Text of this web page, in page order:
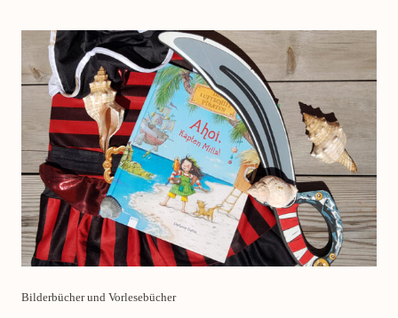
Category
Bilderbücher und Vorlesebücher